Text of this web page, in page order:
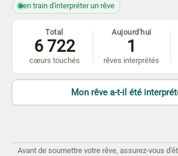
en train d'interpréter un rêve
Total
6 722
cœurs touchés
Aujourd'hui
1
rêves interprétés
Mon rêve a-t-il été
Avant de soumettre votre rêve, assurez-vous